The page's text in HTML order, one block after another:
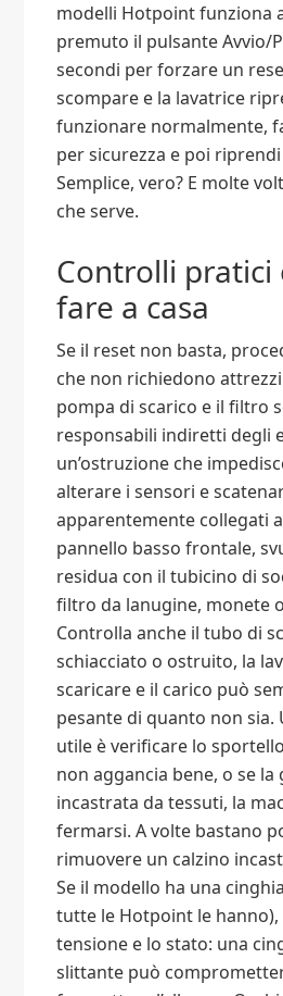
modelli Hotpoint funziona
premuto il pulsante Avvio/
secondi per forzare un
scompare e la lavatrice
funzionare normalmente,
per sicurezza e poi
Semplice, vero? E molte
che serve.
Controlli pratici
fare a casa
Se il reset non basta,
che non richiedono
pompa di scarico e il filtro
responsabili indiretti degli
un’ostruzione che
alterare i sensori e
apparentemente collegati
pannello basso frontale,
residua con il tubicino di
filtro da lanugine, monete
Controlla anche il tubo di
schiacciato o ostruito, la
scaricare e il carico può
pesante di quanto non sia.
utile è verificare lo
non aggancia bene, o se
incastrata da tessuti, la
fermarsi. A volte bastano
rimuovere un calzino
Se il modello ha una
tutte le Hotpoint le
tensione e lo stato: una
slittante può